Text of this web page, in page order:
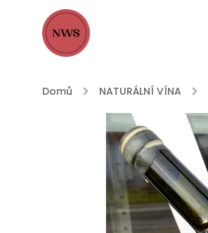
Domů / NATURÁLNÍ VÍNA /